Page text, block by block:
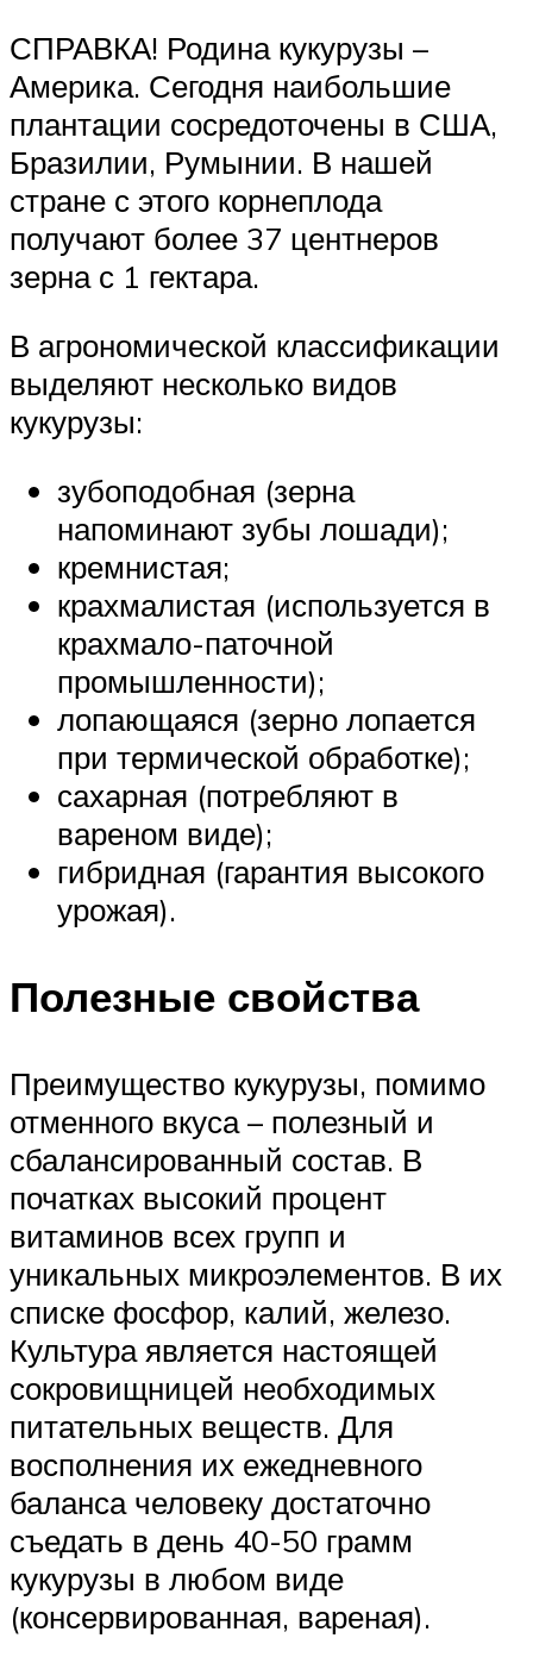
СПРАВКА! Родина кукурузы –
Америка. Сегодня наибольшие
плантации сосредоточены в США,
Бразилии, Румынии. В нашей
стране с этого корнеплода
получают более 37 центнеров
зерна с 1 гектара.
В агрономической классификации
выделяют несколько видов
кукурузы:
зубоподобная (зерна
напоминают зубы лошади);
кремнистая;
крахмалистая (используется в
крахмало-паточной
промышленности);
лопающаяся (зерно лопается
при термической обработке);
сахарная (потребляют в
вареном виде);
гибридная (гарантия высокого
урожая).
Полезные свойства
Преимущество кукурузы, помимо
отменного вкуса – полезный и
сбалансированный состав. В
початках высокий процент
витаминов всех групп и
уникальных микроэлементов. В их
списке фосфор, калий, железо.
Культура является настоящей
сокровищницей необходимых
питательных веществ. Для
восполнения их ежедневного
баланса человеку достаточно
съедать в день 40-50 грамм
кукурузы в любом виде
(консервированная, вареная).